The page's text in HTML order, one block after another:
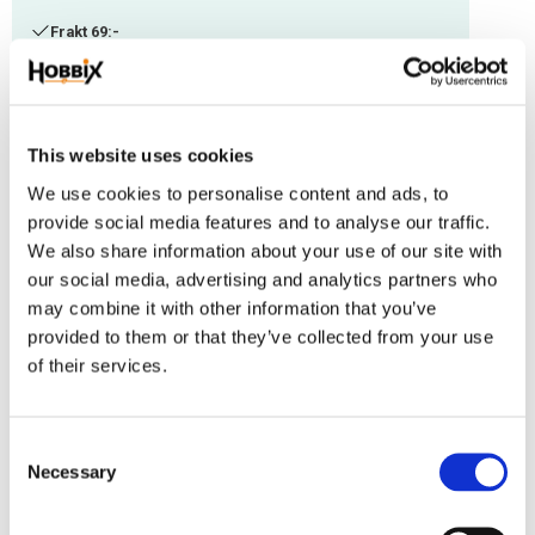
This website uses cookies
We use cookies to personalise content and ads, to
provide social media features and to analyse our traffic.
We also share information about your use of our site with
our social media, advertising and analytics partners who
may combine it with other information that you’ve
provided to them or that they’ve collected from your use
of their services.
Necessary
Frakt 69:-
Fri frakt över 2500:-
Artikelnr
PHV-69
Pistolhake längd 55 mm. fästögla 10 mm.
Oil Metall är framställt så att varje sak har en unik skiftning. Framställning
av detta sker via vacuum beläggning av Zircon, Titan och Chrome.